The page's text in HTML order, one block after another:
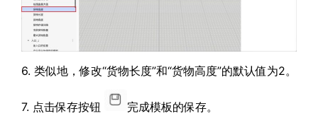
6. 类似地，修改“货物长度”和“货物高度”的默认值为2。
7. 点击保存按钮 完成模板的保存。